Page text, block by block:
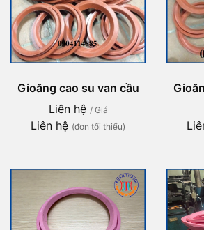
Gioăng cao su van cầu
Liên hệ / Giá
Liên hệ (đơn tối thiểu)